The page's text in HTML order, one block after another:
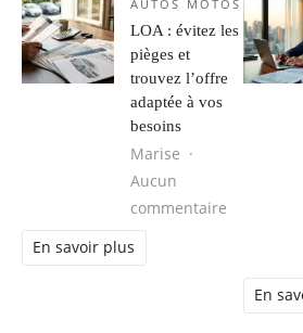
AUTOS MOTOS
LOA : évitez les
pièges et
trouvez l’offre
adaptée à vos
besoins
Marise
Aucun
commentaire sur LOA
En savoir plus
En